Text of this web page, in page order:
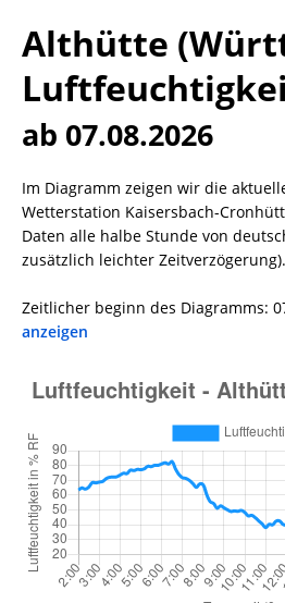
Althütte
ab 07.08.2026
Im Diagramm zeigen wir die
Wetterstation Kaisersbach-
Daten alle halbe Stunde von
zusätzlich leichter Zeitverzögerung).
Zeitlicher beginn des Diagramms:
anzeigen